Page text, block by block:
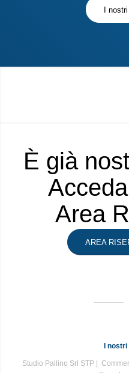
I
È già
Area
AREA
I
Studio Pallino Srl STP |